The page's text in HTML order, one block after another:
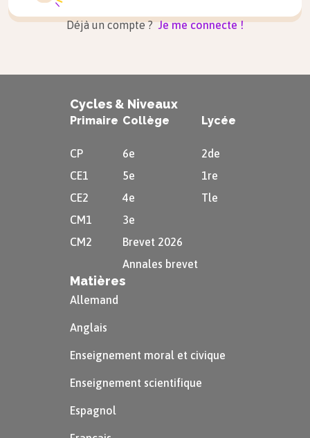
Déjà un compte ? Je me connecte !
Cycles & Niveaux
Primaire
CP
CE1
CE2
CM1
CM2
Collège
6e
5e
4e
3e
Brevet 2026
Annales brevet
Lycée
2de
1re
Tle
Matières
Allemand
Anglais
Enseignement moral et civique
Enseignement scientifique
Espagnol